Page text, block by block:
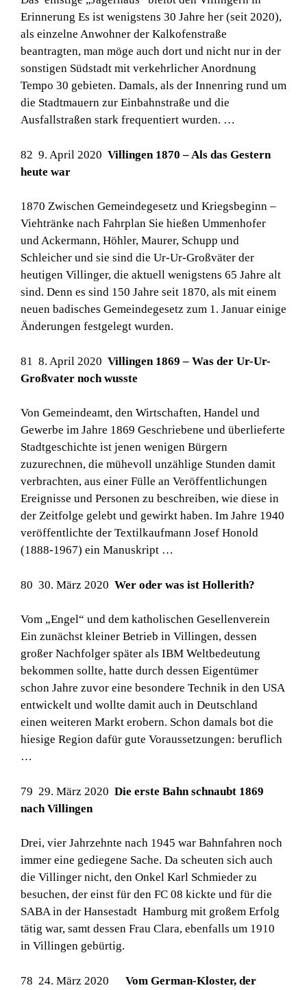
Erinnerung Es ist wenigstens 30 Jahre her (seit 2020),
als einzelne Anwohner der Kalkofenstraße
beantragten, man möge auch dort und nicht nur in der
sonstigen Südstadt mit verkehrlicher Anordnung
Tempo 30 gebieten. Damals, als der Innenring rund um
die Stadtmauern zur Einbahnstraße und die
Ausfallstraßen stark frequentiert wurden. …
82 9. April 2020 Villingen 1870 – Als das Gestern
heute war
1870 Zwischen Gemeindegesetz und Kriegsbeginn –
Viehtränke nach Fahrplan Sie hießen Ummenhofer
und Ackermann, Höhler, Maurer, Schupp und
Schleicher und sie sind die Ur-Ur-Großväter der
heutigen Villinger, die aktuell wenigstens 65 Jahre alt
sind. Denn es sind 150 Jahre seit 1870, als mit einem
neuen badisches Gemeindegesetz zum 1. Januar einige
Änderungen festgelegt wurden.
81 8. April 2020 Villingen 1869 – Was der Ur-Ur-
Großvater noch wusste
Von Gemeindeamt, den Wirtschaften, Handel und
Gewerbe im Jahre 1869 Geschriebene und überlieferte
Stadtgeschichte ist jenen wenigen Bürgern
zuzurechnen, die mühevoll unzählige Stunden damit
verbrachten, aus einer Fülle an Veröffentlichungen
Ereignisse und Personen zu beschreiben, wie diese in
der Zeitfolge gelebt und gewirkt haben. Im Jahre 1940
veröffentlichte der Textilkaufmann Josef Honold
(1888-1967) ein Manuskript …
80 30. März 2020 Wer oder was ist Hollerith?
Vom „Engel“ und dem katholischen Gesellenverein
Ein zunächst kleiner Betrieb in Villingen, dessen
großer Nachfolger später als IBM Weltbedeutung
bekommen sollte, hatte durch dessen Eigentümer
schon Jahre zuvor eine besondere Technik in den USA
entwickelt und wollte damit auch in Deutschland
einen weiteren Markt erobern. Schon damals bot die
hiesige Region dafür gute Voraussetzungen: beruflich
…
79 29. März 2020 Die erste Bahn schnaubt 1869
nach Villingen
Drei, vier Jahrzehnte nach 1945 war Bahnfahren noch
immer eine gediegene Sache. Da scheuten sich auch
die Villinger nicht, den Onkel Karl Schmieder zu
besuchen, der einst für den FC 08 kickte und für die
SABA in der Hansestadt Hamburg mit großem Erfolg
tätig war, samt dessen Frau Clara, ebenfalls um 1910
in Villingen gebürtig.
78 24. März 2020 Vom German-Kloster, der